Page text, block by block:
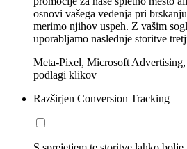
osnovi vašega vedenja pri
merimo njihov uspeh. Z vašim
uporabljamo naslednje storitve
Meta-Pixel, Microsoft
podlagi klikov
Razširjen Conversion Tracking